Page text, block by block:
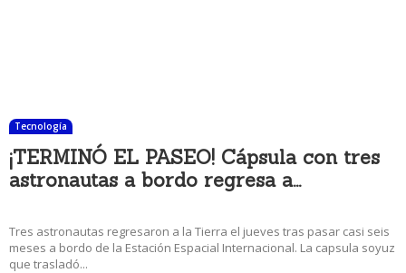
Tecnología
¡TERMINÓ EL PASEO! Cápsula con tres
astronautas a bordo regresa a...
Tres astronautas regresaron a la Tierra el jueves tras pasar casi seis
meses a bordo de la Estación Espacial Internacional. La capsula soyuz
que trasladó...